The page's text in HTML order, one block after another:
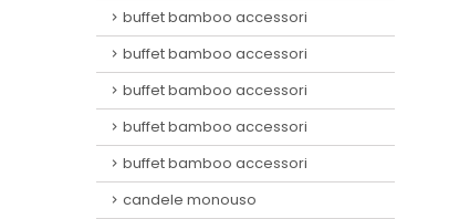
buffet bamboo accessori
buffet bamboo accessori
buffet bamboo accessori
buffet bamboo accessori
buffet bamboo accessori
candele monouso